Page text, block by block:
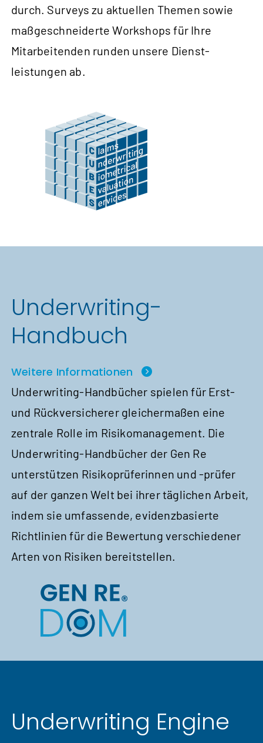
durch. Surveys zu aktuellen Themen sowie
maßge­schneiderte Work­shops für Ihre
Mitarbei­tenden runden unsere Dienst­
leistungen ab.
Underwriting-
Handbuch
Weitere Informationen
Underwriting-Handbücher spielen für Erst-
und Rückversicherer gleichermaßen eine
zentrale Rolle im Risikomanagement. Die
Underwriting-Handbücher der Gen Re
unterstützen Risiko­prüfe­rinnen und ‑prüfer
auf der ganzen Welt bei ihrer täglichen Arbeit,
indem sie umfassende, evidenz­basierte
Richt­linien für die Bewertung verschiedener
Arten von Risiken bereitstellen.
Underwriting Engine